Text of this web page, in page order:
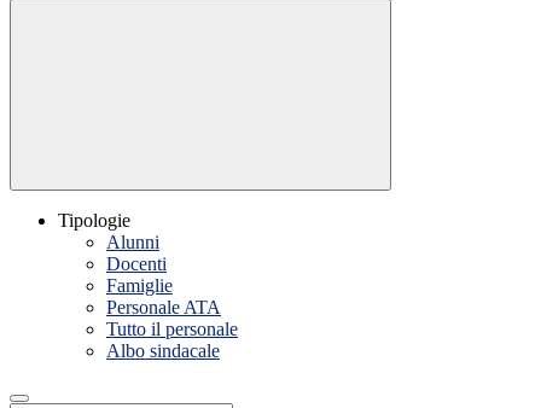
Tipologie
Alunni
Docenti
Famiglie
Personale ATA
Tutto il personale
Albo sindacale